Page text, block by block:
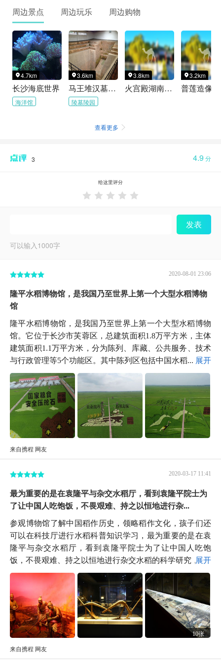
周边景点 周边玩乐 周边购物
4.7km
长沙海底世界
海洋馆
3.6km
马王堆汉墓遗址
陵墓陵园
3.8km
火宫殿湖南特产品牌运营中心
3.2km
普莲造像
查看更多 
3 4.9 分
给这里评分
    
发表
可以输入1000字
2020-08-01 23:06
隆平水稻博物馆，是我国乃至世界上第一个大型水稻博物
馆
隆平水稻博物馆，是我国乃至世界上第一个大型水稻博物
馆。它位于长沙市芙蓉区，总建筑面积1.8万平方米，主体
建筑面积1.1万平方米，分为陈列、库藏、公共服务、技术
与行政管理等5个功能区。其中陈列区包括中国水稻...
展开
来自携程 网友
2020-03-17 11:41
最为重要的是在袁隆平与杂交水稻厅，看到袁隆平院士为
了让中国人吃饱饭，不畏艰难、持之以恒地进行杂...
参观博物馆了解中国稻作历史，领略稻作文化，孩子们还
可以在科技厅进行水稻科普知识学习，最为重要的是在袁
隆平与杂交水稻厅，看到袁隆平院士为了让中国人吃饱
饭，不畏艰难、持之以恒地进行杂交水稻的科学研究，...
展开
10张
来自携程 网友